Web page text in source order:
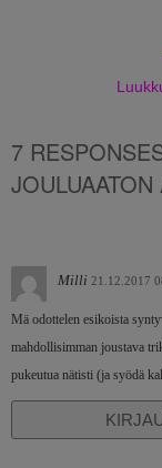
7
JOULUAATON
Milli 21.12.2017
Mä odottelen esikoista
mahdollisimman joustava
pukeutua nätisti (ja syödä